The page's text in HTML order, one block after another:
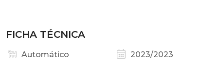
FICHA TÉCNICA
Automático 2023/2023